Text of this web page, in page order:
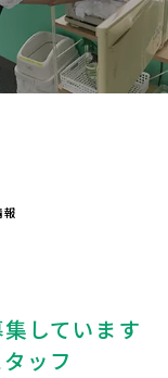
しています
ッフ